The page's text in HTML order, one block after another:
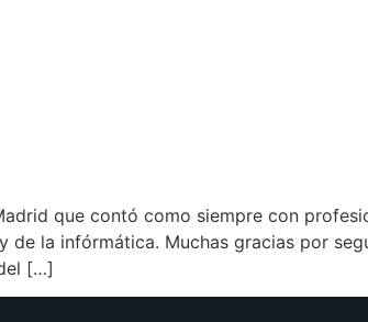
que contó como siempre con
la infórmática. Muchas gracias por
[…]